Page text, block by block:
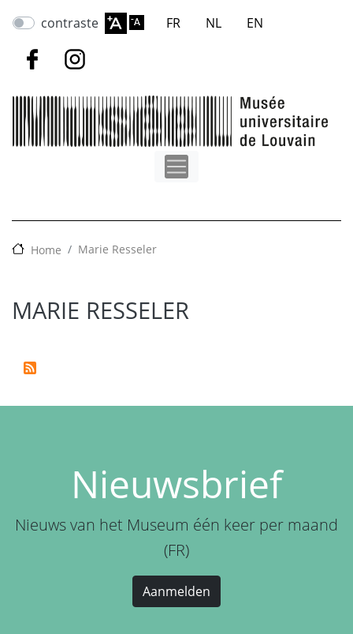
en
gaan
contraste FR NL EN
Home Marie Resseler
MARIE RESSELER
Nieuwsbrief
Nieuws van het Museum één keer per maand
(FR)
Aanmelden